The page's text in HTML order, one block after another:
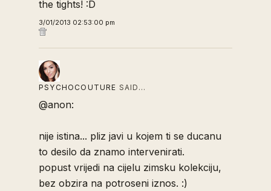
the tights! :D
3/01/2013 02:53:00 pm
PSYCHOCOUTURE SAID…
@anon:
nije istina... pliz javi u kojem ti se ducanu
to desilo da znamo intervenirati.
popust vrijedi na cijelu zimsku kolekciju,
bez obzira na potroseni iznos. :)